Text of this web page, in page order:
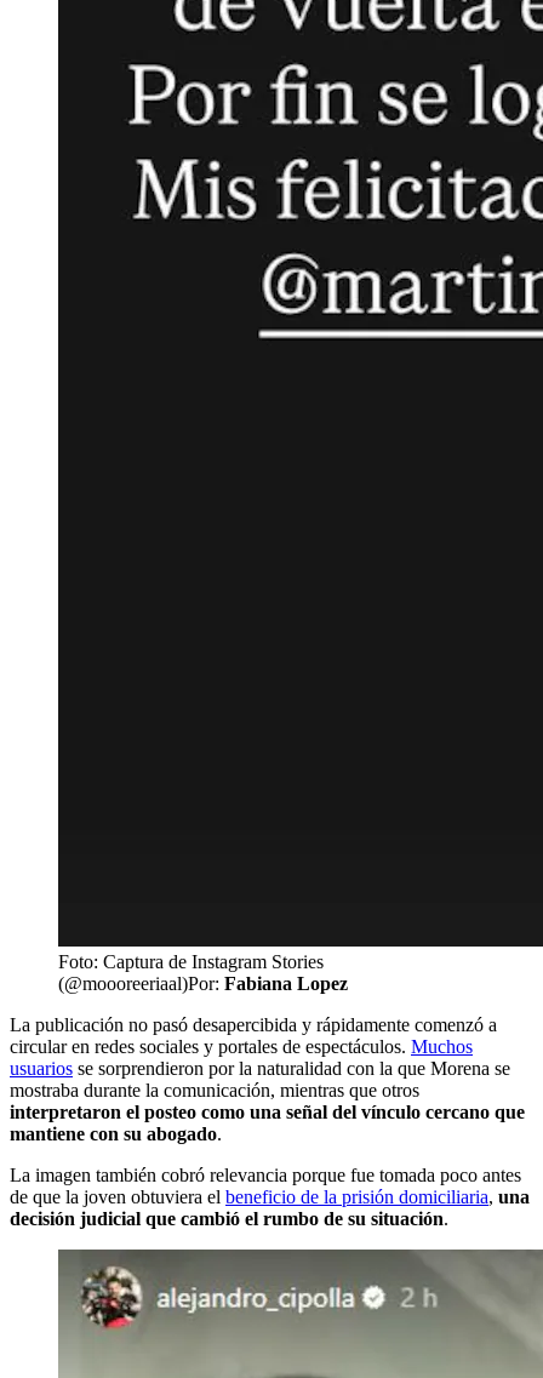
Foto: Captura de Instagram Stories
(@moooreeriaal)Por: Fabiana Lopez
La publicación no pasó desapercibida y rápidamente comenzó a
circular en redes sociales y portales de espectáculos. Muchos
usuarios se sorprendieron por la naturalidad con la que Morena se
mostraba durante la comunicación, mientras que otros
interpretaron el posteo como una señal del vínculo cercano que
mantiene con su abogado.
La imagen también cobró relevancia porque fue tomada poco antes
de que la joven obtuviera el beneficio de la prisión domiciliaria, una
decisión judicial que cambió el rumbo de su situación.